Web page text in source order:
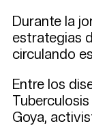
Durante la
estrategias
circulando
Entre los
Goya,